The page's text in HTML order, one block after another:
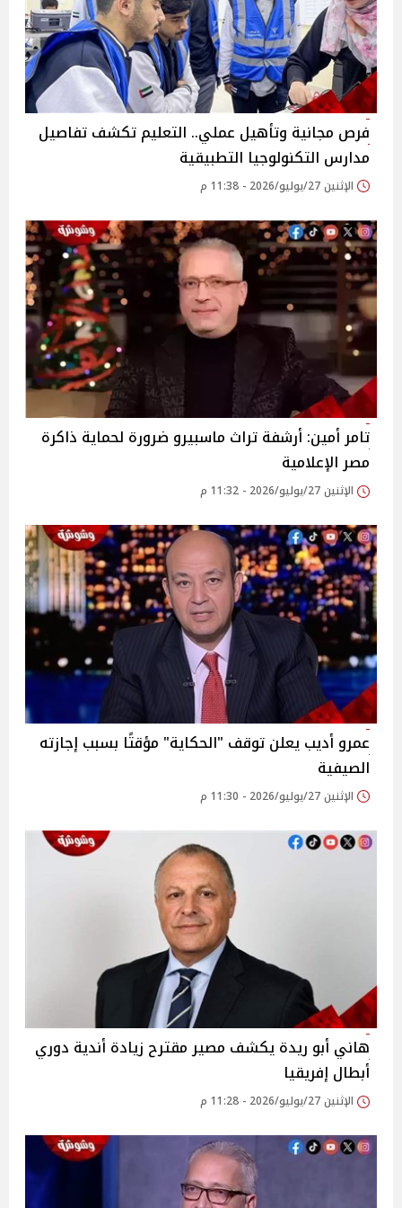
فرص مجانية وتأهيل عملي.. التعليم تكشف تفاصيل
مدارس التكنولوجيا التطبيقية
الإثنين 27/يوليو/2026 - 11:38 م
تامر أمين: أرشفة تراث ماسبيرو ضرورة لحماية ذاكرة
مصر الإعلامية
الإثنين 27/يوليو/2026 - 11:32 م
عمرو أديب يعلن توقف "الحكاية" مؤقتًا بسبب إجازته
الصيفية
الإثنين 27/يوليو/2026 - 11:30 م
هاني أبو ريدة يكشف مصير مقترح زيادة أندية دوري
أبطال إفريقيا
الإثنين 27/يوليو/2026 - 11:28 م